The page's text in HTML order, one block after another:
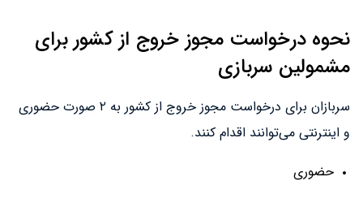
نحوه درخواست مجوز خروج از کشور برای
مشمولین سربازی
سربازان برای درخواست مجوز خروج از کشور به ۲ صورت حضوری
و اینترنتی می‌توانند اقدام کنند.
حضوری